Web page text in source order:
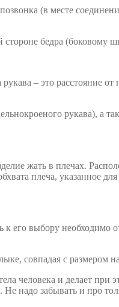
(в месте
бедра (боковому
– это расстояние
рукава), а
жать в плечах.
плеча, указанное
его выбору необходимо
совпадая с
человека и делает
надо забывать и про